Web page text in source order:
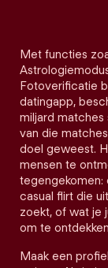
Met functies
Fotoverificatie
datingapp,
miljard
van die
doel geweest.
mensen te
tegengekomen:
casual flirt die
zoekt, of wat je
om te
Maak een